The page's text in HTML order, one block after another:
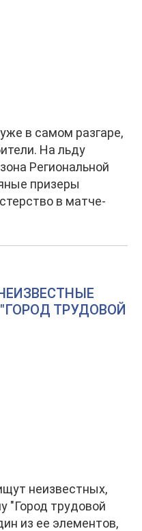
в самом разгаре,
На льду
Региональной
призеры
в матче-
ТРУДОВОЙ
неизвестных,
"Город трудовой
из ее элементов,